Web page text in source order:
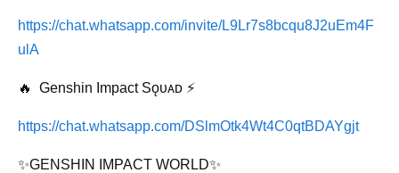
https://chat.whatsapp.com/invite/L9Lr7s8bcqu8J2uEm4F
ulA
🔥 Genshin Impact Sǫᴜᴀᴅ ⚡️
https://chat.whatsapp.com/DSlmOtk4Wt4C0qtBDAYgjt
✨GENSHIN IMPACT WORLD✨